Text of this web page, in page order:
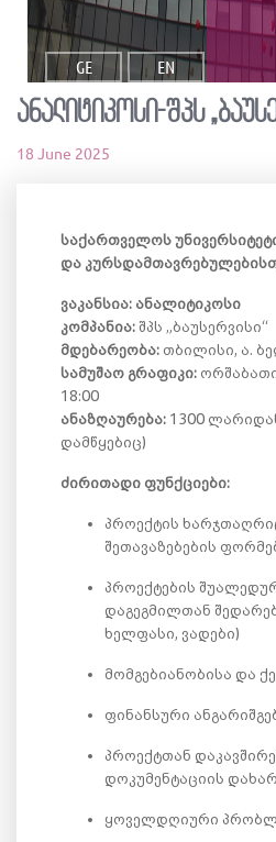
GE EN
ანალიტიკოსი-შპს
18 June 2025
საქართველოს
და
ვაკანსია: ანალიტიკოსი
კომპანია: შპს „ბაუსერვისი“
მდებარეობა: თბილისი, ა.
სამუშაო გრაფიკი: ორშაბათი
18:00
ანაზღაურება: 1300
დამწყებიც)
ძირითადი ფუნქციები:
პროექტის
შეთავაზებების
პროექტების
დაგეგმილთან
ხელფასი, ვადები)
მომგებიანობისა და
ფინანსური
პროექტთან
დოკუმენტაციის
ყოველდღიური